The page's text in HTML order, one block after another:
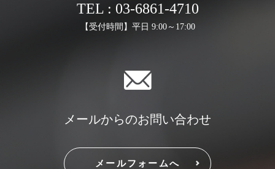
TEL : 03-6861-4710
【受付時間】平日 9:00～17:00
メールからのお問い合わせ
メールフォームへ